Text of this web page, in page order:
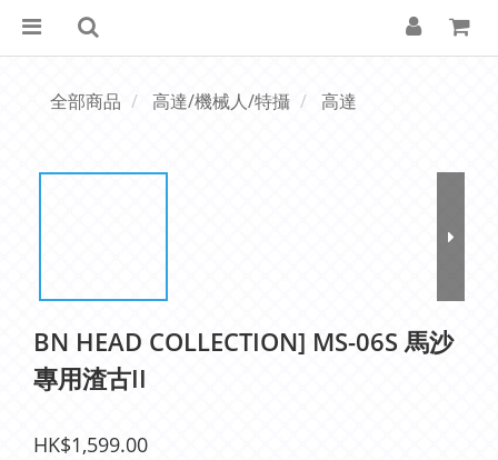
全部商品 高達/機械人/特攝 高達
BN HEAD COLLECTION] MS-06S 馬沙
專用渣古II
HK$1,599.00